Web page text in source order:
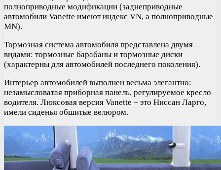
полноприводные модификации (заднеприводные
автомобили Vanette имеют индекс VN, а полноприводные
MN).
Тормозная система автомобиля представлена двумя
видами: тормозные барабаны и тормозные диски
(характерны для автомобилей последнего поколения).
Интерьер автомобилей выполнен весьма элегантно:
незамысловатая приборная панель, регулируемое кресло
водителя. Люксовая версия Vanette – это Ниссан Ларго,
имели сиденья обшитые велюром.